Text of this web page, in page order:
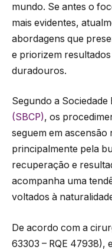
mundo. Se antes o
mais evidentes,
abordagens que
e priorizem
duradouros.
Segundo a Sociedade
(SBCP), os
seguem em ascensão
principalmente pela
recuperação e
acompanha uma
voltados à
De acordo com a
63303 – RQE 47938),